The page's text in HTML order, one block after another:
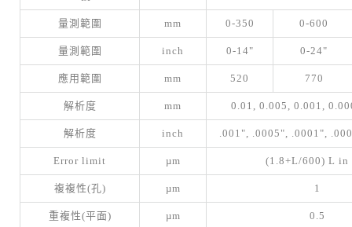
量測範圍 mm 0-350 0-600
量測範圍 inch 0-14" 0-24"
應用範圍 mm 520 770
解析度 mm 0.01, 0.005, 0.001,
解析度 inch .001", .0005", .0001",
Error limit µm (1.8+L/600) L in
複複性(孔) µm 1
重複性(平面) µm 0.5